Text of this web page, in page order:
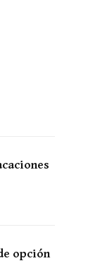
opción